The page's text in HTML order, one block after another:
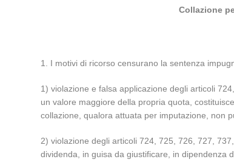
Collazione
1. I motivi di ricorso censurano la sentenza
1) violazione e falsa applicazione degli articoli
un valore maggiore della propria quota,
collazione, qualora attuata per imputazione, non
2) violazione degli articoli 724, 725, 726, 727,
dividenda, in guisa da giustificare, in dipendenza